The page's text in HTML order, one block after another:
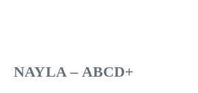
NAYLA – ABCD+